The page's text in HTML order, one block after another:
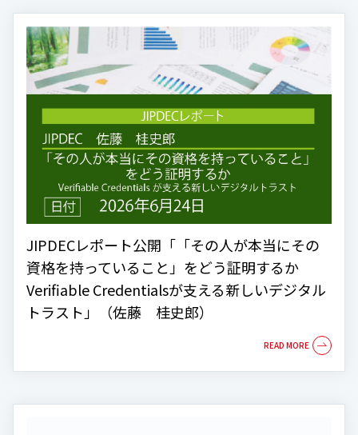
JIPDECレポート公開「「その人が本当にその
資格を持っていること」をどう証明するか
Verifiable Credentialsが支える新しいデジタル
トラスト」（佐藤 桂史郎）